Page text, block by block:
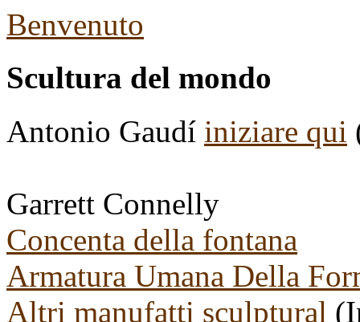
Benvenuto
Scultura del mondo
Antonio Gaudí iniziare qui
Garrett Connelly
Concenta della fontana
Armatura Umana Della
Altri manufatti sculptural